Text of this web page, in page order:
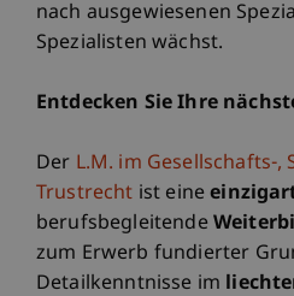
nach ausgewiesenen
Spezialisten wächst.
Entdecken Sie Ihre
Der L.M. im Gesellschafts-,
Trustrecht ist eine
berufsbegleitende
zum Erwerb fundierter
Detailkenntnisse im